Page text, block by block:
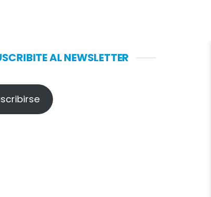
AL NEWSLETTER